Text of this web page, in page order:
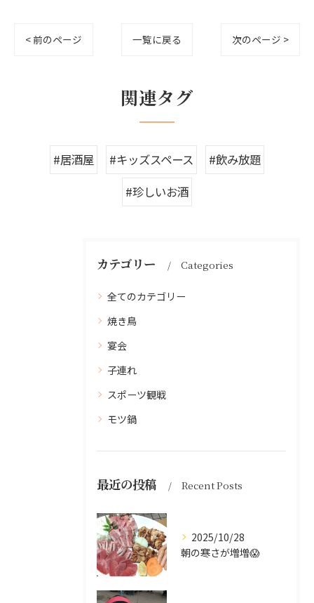
< 前のページ 一覧に戻る 次のページ >
関連タグ
#居酒屋 #キッズスペース
#飲み放題
#珍しいお酒
カテゴリー Categories
全てのカテゴリー
焼き鳥
宴会
子連れ
スポーツ観戦
モツ鍋
最近の投稿 Recent Posts
2025/10/28
朝の寒さが増増😱